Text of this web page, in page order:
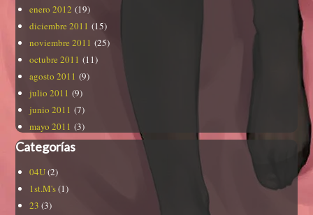
enero 2012 (19)
diciembre 2011 (15)
noviembre 2011 (25)
octubre 2011 (11)
agosto 2011 (9)
julio 2011 (9)
junio 2011 (7)
mayo 2011 (3)
Categorías
04U(2)
1st.M's(1)
23 (3)